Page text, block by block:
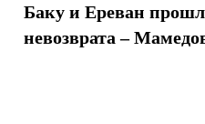
Баку и Ереван
невозврата –